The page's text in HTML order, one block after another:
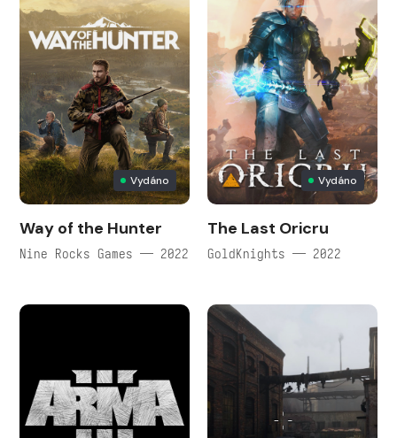
Vydáno
Way of the Hunter
Nine Rocks Games — 2022
Vydáno
The Last Oricru
GoldKnights — 2022